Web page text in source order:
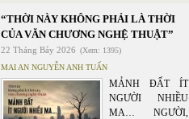
“THỜI NÀY KHÔNG PHẢI LÀ THỜI
CỦA VĂN CHƯƠNG NGHỆ THUẬT”
22 Tháng Bảy 2026 (Xem: 1395)
MAI AN NGUYỄN ANH TUẤN
MẢNH ĐẤT ÍT
NGƯỜI NHIỀU
MA… NGƯỜI,